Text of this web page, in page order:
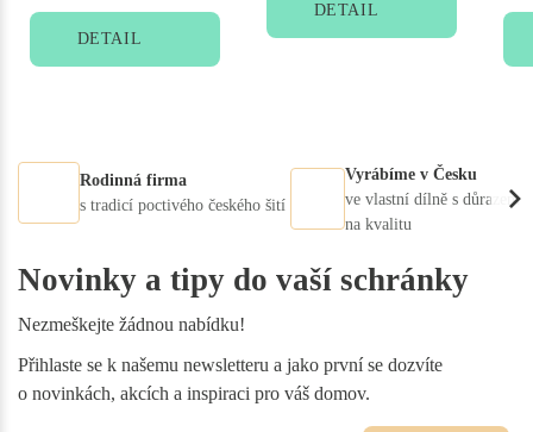
DETAIL
DETAIL
Rodinná firma
s tradicí poctivého českého šití
Vyrábíme v Česku
ve vlastní dílně s důrazem
na kvalitu
Novinky a tipy do vaší schránky
Nezmeškejte žádnou nabídku!
Přihlaste se k našemu newsletteru a jako první se dozvíte
o novinkách, akcích a inspiraci pro váš domov.